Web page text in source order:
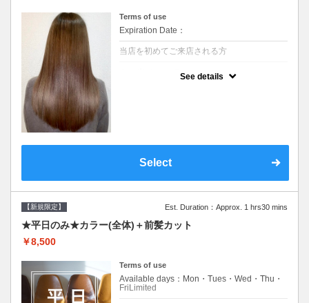
Terms of use
Expiration Date：
当店を初めてご来店される方
See details
Select
【新規限定】 Est. Duration：Approx. 1 hrs30 mins
★平日のみ★カラー(全体)＋前髪カット
￥8,500
Terms of use
Available days：Mon・Tues・Wed・Thu・
FriLimited